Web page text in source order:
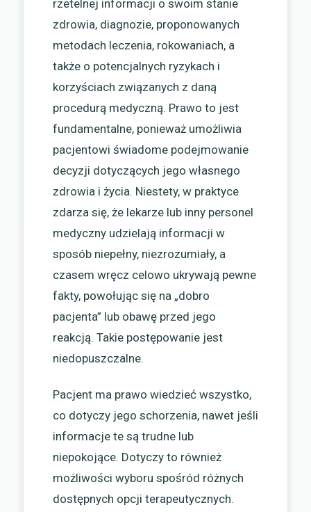
rzetelnej informacji o swoim stanie
zdrowia, diagnozie, proponowanych
metodach leczenia, rokowaniach, a
także o potencjalnych ryzykach i
korzyściach związanych z daną
procedurą medyczną. Prawo to jest
fundamentalne, ponieważ umożliwia
pacjentowi świadome podejmowanie
decyzji dotyczących jego własnego
zdrowia i życia. Niestety, w praktyce
zdarza się, że lekarze lub inny personel
medyczny udzielają informacji w
sposób niepełny, niezrozumiały, a
czasem wręcz celowo ukrywają pewne
fakty, powołując się na „dobro
pacjenta” lub obawę przed jego
reakcją. Takie postępowanie jest
niedopuszczalne.
Pacjent ma prawo wiedzieć wszystko,
co dotyczy jego schorzenia, nawet jeśli
informacje te są trudne lub
niepokojące. Dotyczy to również
możliwości wyboru spośród różnych
dostępnych opcji terapeutycznych.